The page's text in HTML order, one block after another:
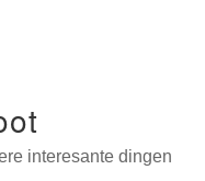
interesante dingen